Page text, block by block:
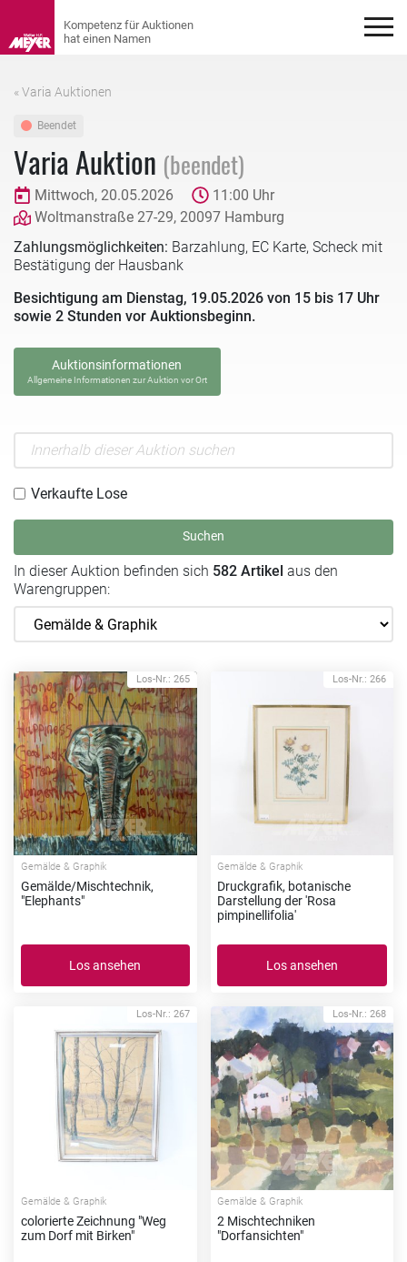
« Varia Auktionen
Beendet
Varia Auktion (beendet)
Mittwoch, 20.05.2026
11:00 Uhr
Woltmanstraße 27-29, 20097 Hamburg
Zahlungsmöglichkeiten: Barzahlung, EC Karte, Scheck mit
Bestätigung der Hausbank
Besichtigung am Dienstag, 19.05.2026 von 15 bis 17 Uhr
sowie 2 Stunden vor Auktionsbeginn.
Auktionsinformationen
Allgemeine Informationen zur Auktion vor Ort
Verkaufte Lose
Suchen
In dieser Auktion befinden sich 582 Artikel aus den
Warengruppen:
Los-Nr.: 265
Gemälde & Graphik
Gemälde/Mischtechnik,
"Elephants"
Los ansehen
Los-Nr.: 266
Gemälde & Graphik
Druckgrafik, botanische
Darstellung der 'Rosa
pimpinellifolia'
Los ansehen
Los-Nr.: 267
Gemälde & Graphik
colorierte Zeichnung "Weg
zum Dorf mit Birken"
Los-Nr.: 268
Gemälde & Graphik
2 Mischtechniken
"Dorfansichten"